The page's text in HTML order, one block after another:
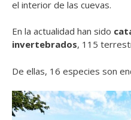
el interior de las cuevas.
En la actualidad han sido
invertebrados, 115
De ellas, 16 especies son